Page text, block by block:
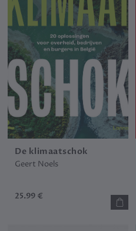
De klimaatschok
Geert Noels
25.99 €